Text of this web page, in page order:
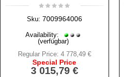
Sku: 7009964006
Availability:
(verfügbar)
Regular Price: 4 778,49 €
Special Price
3 015,79 €